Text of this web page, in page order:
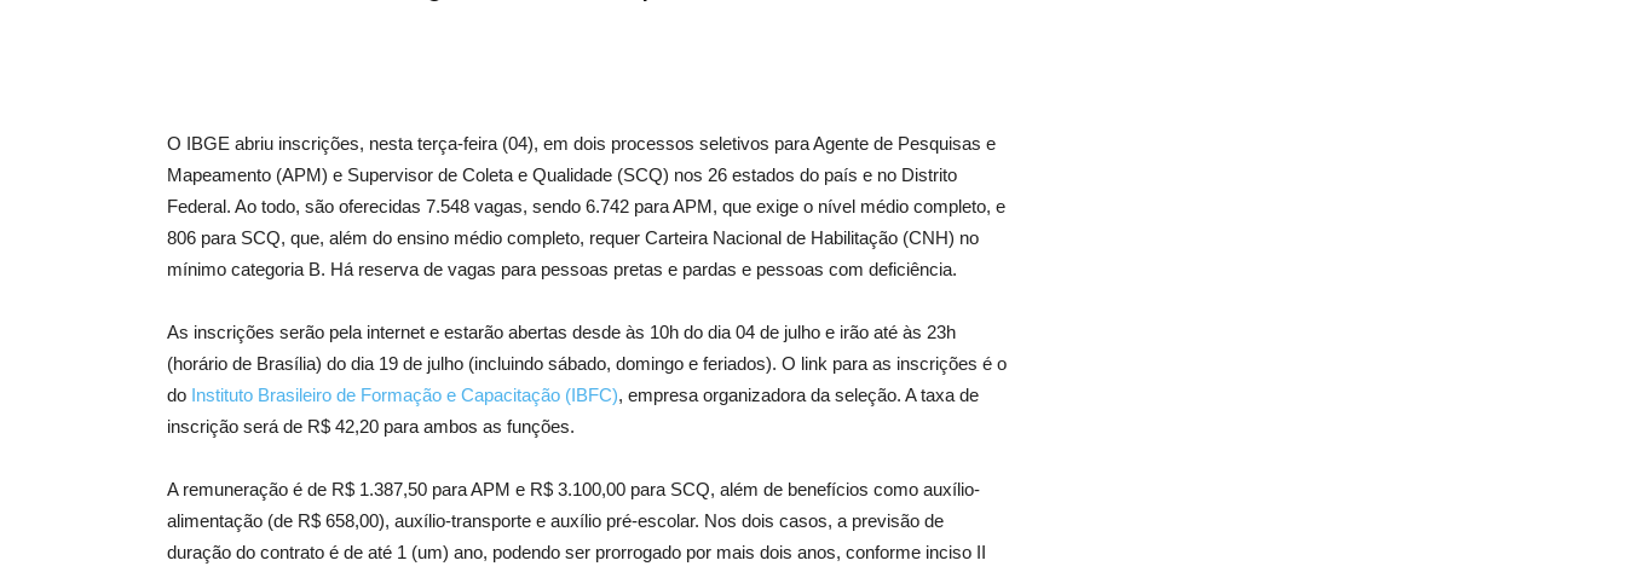
O IBGE abriu inscrições, nesta terça-feira (04), em dois processos seletivos para Agente de Pesquisas e
Mapeamento (APM) e Supervisor de Coleta e Qualidade (SCQ) nos 26 estados do país e no Distrito
Federal. Ao todo, são oferecidas 7.548 vagas, sendo 6.742 para APM, que exige o nível médio completo, e
806 para SCQ, que, além do ensino médio completo, requer Carteira Nacional de Habilitação (CNH) no
mínimo categoria B. Há reserva de vagas para pessoas pretas e pardas e pessoas com deficiência.
As inscrições serão pela internet e estarão abertas desde às 10h do dia 04 de julho e irão até às 23h
(horário de Brasília) do dia 19 de julho (incluindo sábado, domingo e feriados). O link para as inscrições é o
do Instituto Brasileiro de Formação e Capacitação (IBFC), empresa organizadora da seleção. A taxa de
inscrição será de R$ 42,20 para ambos as funções.
A remuneração é de R$ 1.387,50 para APM e R$ 3.100,00 para SCQ, além de benefícios como auxílio-
alimentação (de R$ 658,00), auxílio-transporte e auxílio pré-escolar. Nos dois casos, a previsão de
duração do contrato é de até 1 (um) ano, podendo ser prorrogado por mais dois anos, conforme inciso II